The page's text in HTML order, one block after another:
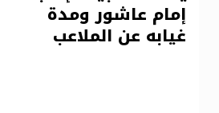
إمام عاشور ومدة
غيابه عن الملاعب